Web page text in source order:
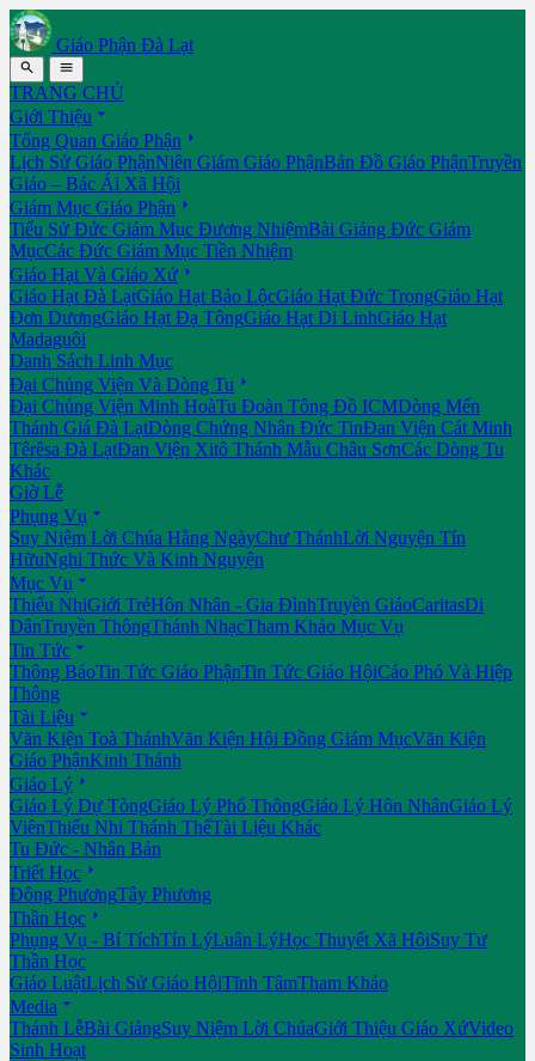
Giáo Phận Đà Lạt
 
TRANG CHỦ
Giới Thiệu 
Tổng Quan Giáo Phận 
Lịch Sử Giáo PhậnNiên Giám Giáo PhậnBản Đồ Giáo PhậnTruyền
Giáo – Bác Ái Xã Hội
Giám Mục Giáo Phận 
Tiểu Sử Đức Giám Mục Đương NhiệmBài Giảng Đức Giám
MụcCác Đức Giám Mục Tiền Nhiệm
Giáo Hạt Và Giáo Xứ 
Giáo Hạt Đà LạtGiáo Hạt Bảo LộcGiáo Hạt Đức TrọngGiáo Hạt
Đơn DươngGiáo Hạt Đạ TôngGiáo Hạt Di LinhGiáo Hạt
Madaguôi
Danh Sách Linh Mục
Đại Chủng Viện Và Dòng Tu 
Đại Chủng Viện Minh HoàTu Đoàn Tông Đồ ICMDòng Mến
Thánh Giá Đà LạtDòng Chứng Nhân Đức TinĐan Viện Cát Minh
Têrêsa Đà LạtĐan Viện Xitô Thánh Mẫu Châu SơnCác Dòng Tu
Khác
Giờ Lễ
Phụng Vụ 
Suy Niệm Lời Chúa Hằng NgàyChư ThánhLời Nguyện Tín
HữuNghi Thức Và Kinh Nguyện
Mục Vụ 
Thiếu NhiGiới TrẻHôn Nhân - Gia ĐìnhTruyền GiáoCaritasDi
DânTruyền ThôngThánh NhạcTham Khảo Mục Vụ
Tin Tức 
Thông BáoTin Tức Giáo PhậnTin Tức Giáo HộiCáo Phó Và Hiệp
Thông
Tài Liệu 
Văn Kiện Toà ThánhVăn Kiện Hội Đồng Giám MụcVăn Kiện
Giáo PhậnKinh Thánh
Giáo Lý 
Giáo Lý Dự TòngGiáo Lý Phổ ThôngGiáo Lý Hôn NhânGiáo Lý
ViênThiếu Nhi Thánh ThểTài Liệu Khác
Tu Đức - Nhân Bản
Triết Học 
Đông PhươngTây Phương
Thần Học 
Phụng Vụ - Bí TíchTín LýLuân LýHọc Thuyết Xã HộiSuy Tư
Thần Học
Giáo LuậtLịch Sử Giáo HộiTĩnh TâmTham Khảo
Media 
Thánh LễBài GiảngSuy Niệm Lời ChúaGiới Thiệu Giáo XứVideo
Sinh Hoạt